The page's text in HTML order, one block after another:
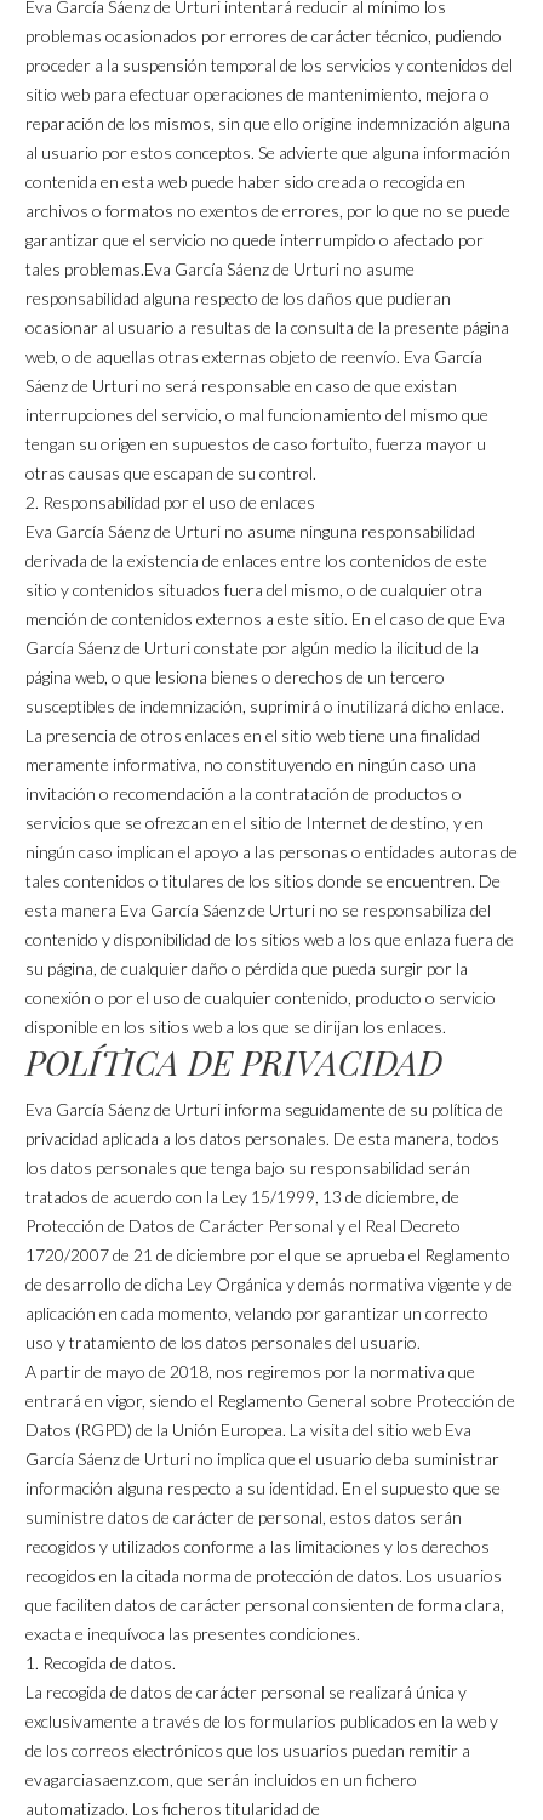
Eva García Sáenz de Urturi intentará reducir al mínimo los
problemas ocasionados por errores de carácter técnico, pudiendo
proceder a la suspensión temporal de los servicios y contenidos del
sitio web para efectuar operaciones de mantenimiento, mejora o
reparación de los mismos, sin que ello origine indemnización alguna
al usuario por estos conceptos. Se advierte que alguna información
contenida en esta web puede haber sido creada o recogida en
archivos o formatos no exentos de errores, por lo que no se puede
garantizar que el servicio no quede interrumpido o afectado por
tales problemas.Eva García Sáenz de Urturi no asume
responsabilidad alguna respecto de los daños que pudieran
ocasionar al usuario a resultas de la consulta de la presente página
web, o de aquellas otras externas objeto de reenvío. Eva García
Sáenz de Urturi no será responsable en caso de que existan
interrupciones del servicio, o mal funcionamiento del mismo que
tengan su origen en supuestos de caso fortuito, fuerza mayor u
otras causas que escapan de su control.
2. Responsabilidad por el uso de enlaces
Eva García Sáenz de Urturi no asume ninguna responsabilidad
derivada de la existencia de enlaces entre los contenidos de este
sitio y contenidos situados fuera del mismo, o de cualquier otra
mención de contenidos externos a este sitio. En el caso de que Eva
García Sáenz de Urturi constate por algún medio la ilicitud de la
página web, o que lesiona bienes o derechos de un tercero
susceptibles de indemnización, suprimirá o inutilizará dicho enlace.
La presencia de otros enlaces en el sitio web tiene una finalidad
meramente informativa, no constituyendo en ningún caso una
invitación o recomendación a la contratación de productos o
servicios que se ofrezcan en el sitio de Internet de destino, y en
ningún caso implican el apoyo a las personas o entidades autoras de
tales contenidos o titulares de los sitios donde se encuentren. De
esta manera Eva García Sáenz de Urturi no se responsabiliza del
contenido y disponibilidad de los sitios web a los que enlaza fuera de
su página, de cualquier daño o pérdida que pueda surgir por la
conexión o por el uso de cualquier contenido, producto o servicio
disponible en los sitios web a los que se dirijan los enlaces.
POLÍTICA DE PRIVACIDAD
Eva García Sáenz de Urturi informa seguidamente de su política de
privacidad aplicada a los datos personales. De esta manera, todos
los datos personales que tenga bajo su responsabilidad serán
tratados de acuerdo con la Ley 15/1999, 13 de diciembre, de
Protección de Datos de Carácter Personal y el Real Decreto
1720/2007 de 21 de diciembre por el que se aprueba el Reglamento
de desarrollo de dicha Ley Orgánica y demás normativa vigente y de
aplicación en cada momento, velando por garantizar un correcto
uso y tratamiento de los datos personales del usuario.
A partir de mayo de 2018, nos regiremos por la normativa que
entrará en vigor, siendo el Reglamento General sobre Protección de
Datos (RGPD) de la Unión Europea. La visita del sitio web Eva
García Sáenz de Urturi no implica que el usuario deba suministrar
información alguna respecto a su identidad. En el supuesto que se
suministre datos de carácter de personal, estos datos serán
recogidos y utilizados conforme a las limitaciones y los derechos
recogidos en la citada norma de protección de datos. Los usuarios
que faciliten datos de carácter personal consienten de forma clara,
exacta e inequívoca las presentes condiciones.
1. Recogida de datos.
La recogida de datos de carácter personal se realizará única y
exclusivamente a través de los formularios publicados en la web y
de los correos electrónicos que los usuarios puedan remitir a
evagarciasaenz.com, que serán incluidos en un fichero
automatizado. Los ficheros titularidad de